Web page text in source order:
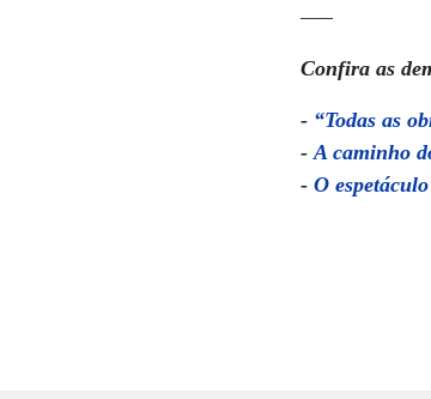
—–
Confira as
- “Todas as
-A caminho
-O